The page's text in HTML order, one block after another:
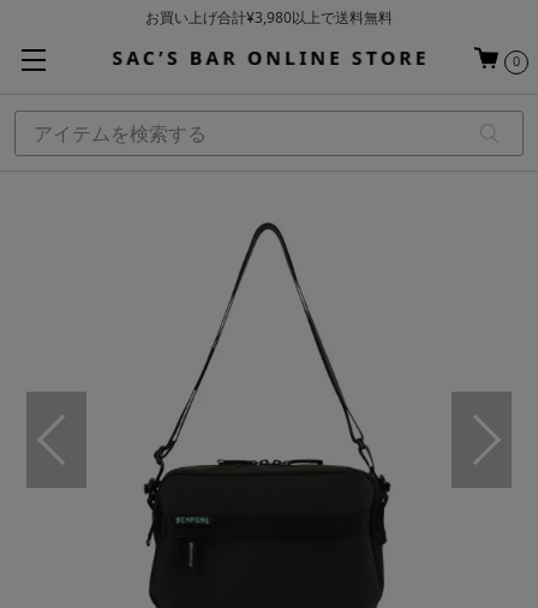
お買い上げ合計¥3,980以上で送料無料
当日～翌営業日を目安に順次発送（一部お取り寄せ商品を除く）
0